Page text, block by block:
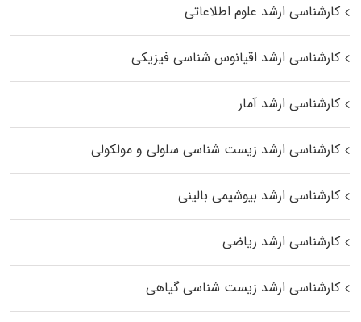
کارشناسی ارشد علوم اطلاعاتی
کارشناسی ارشد اقیانوس‌ شناسی فیزیکی
کارشناسی ارشد آمار
کارشناسی ارشد زیست شناسی سلولی و مولکولی
کارشناسی ارشد بیوشیمی بالینی
کارشناسی ارشد ریاضی
کارشناسی ارشد زیست‌ شناسی گیاهی